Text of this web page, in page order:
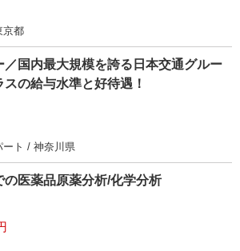
京都
／国内最大規模を誇る日本交通グルー
の給与水準と好待遇！
ト / 神奈川県
の医薬品原薬分析/化学分析